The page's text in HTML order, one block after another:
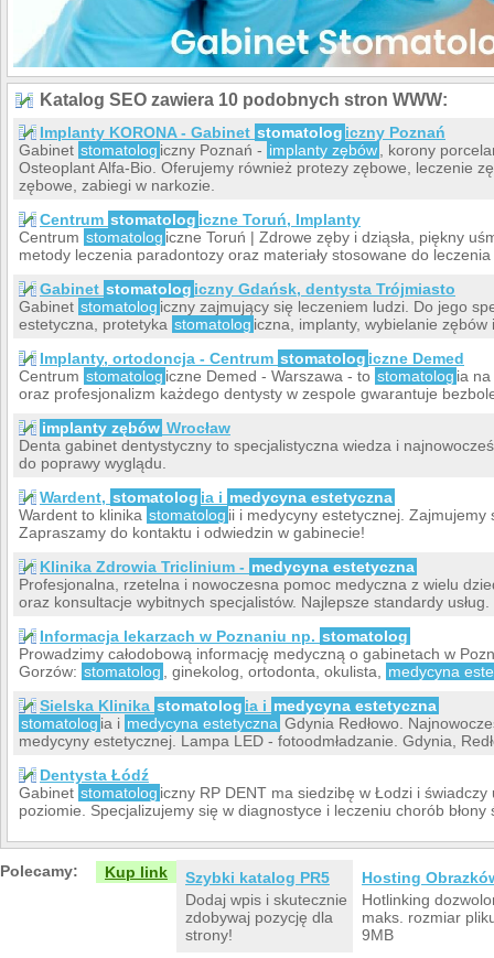
Katalog SEO zawiera 10 podobnych stron WWW:
Implanty KORONA - Gabinet stomatolog iczny Poznań
Gabinet stomatolog iczny Poznań - implanty zębów
, korony
Osteoplant Alfa-Bio. Oferujemy również protezy zębowe, leczenie
zębowe, zabiegi w narkozie.
Centrum stomatolog iczne Toruń, Implanty
Centrum stomatolog iczne Toruń | Zdrowe zęby i dziąsła, piękny
metody leczenia paradontozy oraz materiały stosowane do
Gabinet stomatolog iczny Gdańsk, dentysta Trójmiasto
Gabinet stomatolog iczny zajmujący się leczeniem ludzi. Do jego
estetyczna, protetyka stomatolog iczna, implanty, wybielanie zębów
Implanty, ortodoncja - Centrum stomatolog iczne Demed
Centrum stomatolog iczne Demed - Warszawa - to stomatolog ia
oraz profesjonalizm każdego dentysty w zespole gwarantuje
implanty zębów Wrocław
Denta gabinet dentystyczny to specjalistyczna wiedza i
do poprawy wyglądu.
Wardent, stomatolog ia i medycyna estetyczna
Wardent to klinika stomatolog ii i medycyny estetycznej.
Zapraszamy do kontaktu i odwiedzin w gabinecie!
Klinika Zdrowia Triclinium - medycyna estetyczna
Profesjonalna, rzetelna i nowoczesna pomoc medyczna z wielu
oraz konsultacje wybitnych specjalistów. Najlepsze standardy usług.
Informacja lekarzach w Poznaniu np. stomatolog
Prowadzimy całodobową informację medyczną o gabinetach w
Gorzów: stomatolog , ginekolog, ortodonta, okulista,
medycyna
Sielska Klinika stomatolog ia i medycyna estetyczna
stomatolog ia i medycyna estetyczna Gdynia Redłowo.
medycyny estetycznej. Lampa LED - fotoodmładzanie. Gdynia,
Dentysta Łódź
Gabinet stomatolog iczny RP DENT ma siedzibę w Łodzi i
poziomie. Specjalizujemy się w diagnostyce i leczeniu chorób
Polecamy: Kup link
Szybki katalog PR5
Dodaj wpis i skutecznie
zdobywaj pozycję dla
strony!
Hosting
Hotlinking
maks. rozmiar
9MB